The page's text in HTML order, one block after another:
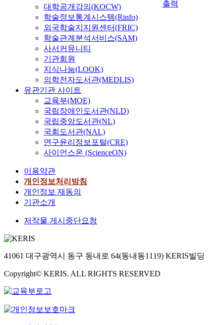
출력
대학공개강의(KOCW)
학술정보통계시스템(Rinfo)
외국학술지지원센터(FRIC)
학술관계분석서비스(SAM)
사서커뮤니티
기관회원
지식나눔(LOOK)
의학전자도서관(MEDLIS)
유관기관 사이트
교육부(MOE)
국립장애인도서관(NLD)
국립중앙도서관(NL)
국회도서관(NAL)
연구윤리정보포털(CRE)
사이언스온 (ScienceON)
이용약관
개인정보처리방침
개인정보 재동의
기관소개
저작물 게시중단요청
41061 대구광역시 동구 동내로 64(동내동1119) KERIS빌딩
Copyright© KERIS. ALL RIGHTS RESERVED